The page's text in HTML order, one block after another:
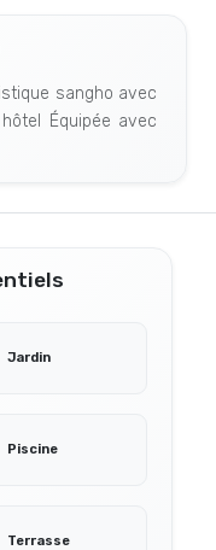
sangho avec
Équipée avec
Jardin
Piscine
Terrasse